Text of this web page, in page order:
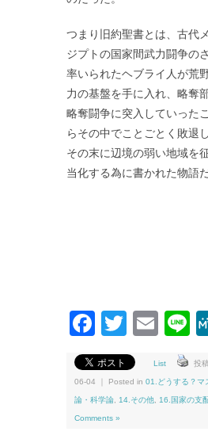
つまり旧約聖書とは、古代
ジプトの国家間武力闘争の
率いられたヘブライ人が荒
力の基盤を手に入れ、略奪
略奪闘争に突入していった
らその中でことごとく敗退
その末に辺境の弱い地域を
当化する為に書かれた物語
Facebook
Twitter
List 投
06-04 ｜ Posted in 01.どうする？マ
論・科学論 14.その他 16.国家の支
Comments »